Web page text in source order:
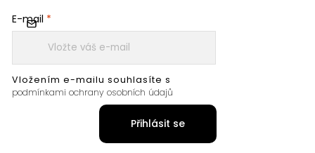
E-mail
Vložením e-mailu souhlasíte s
podmínkami ochrany osobních údajů
Přihlásit se